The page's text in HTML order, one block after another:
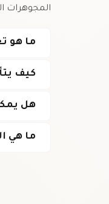
المجوهرات
ما هو
كيف
هل
ما هي